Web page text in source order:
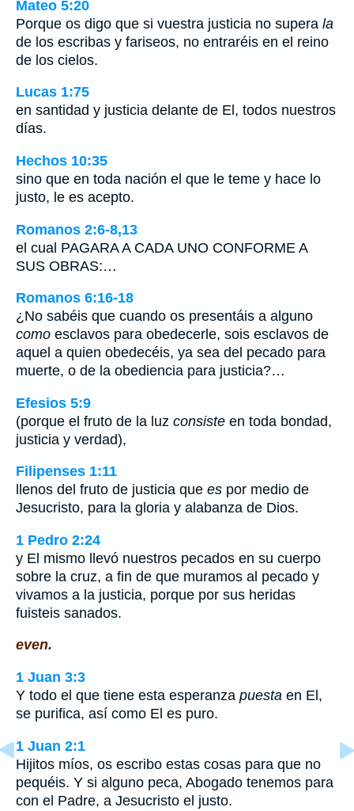
Mateo 5:20
Porque os digo que si vuestra justicia no supera la
de los escribas y fariseos, no entraréis en el reino
de los cielos.
Lucas 1:75
en santidad y justicia delante de El, todos nuestros
días.
Hechos 10:35
sino que en toda nación el que le teme y hace lo
justo, le es acepto.
Romanos 2:6-8,13
el cual PAGARA A CADA UNO CONFORME A
SUS OBRAS:…
Romanos 6:16-18
¿No sabéis que cuando os presentáis a alguno
como esclavos para obedecerle, sois esclavos de
aquel a quien obedecéis, ya sea del pecado para
muerte, o de la obediencia para justicia?…
Efesios 5:9
(porque el fruto de la luz consiste en toda bondad,
justicia y verdad),
Filipenses 1:11
llenos del fruto de justicia que es por medio de
Jesucristo, para la gloria y alabanza de Dios.
1 Pedro 2:24
y El mismo llevó nuestros pecados en su cuerpo
sobre la cruz, a fin de que muramos al pecado y
vivamos a la justicia, porque por sus heridas
fuisteis sanados.
even.
1 Juan 3:3
Y todo el que tiene esta esperanza puesta en El,
se purifica, así como El es puro.
1 Juan 2:1
Hijitos míos, os escribo estas cosas para que no
pequéis. Y si alguno peca, Abogado tenemos para
con el Padre, a Jesucristo el justo.